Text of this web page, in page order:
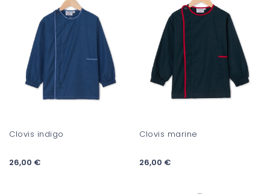
Clovis indigo
26,00 €
Clovis marine
26,00 €